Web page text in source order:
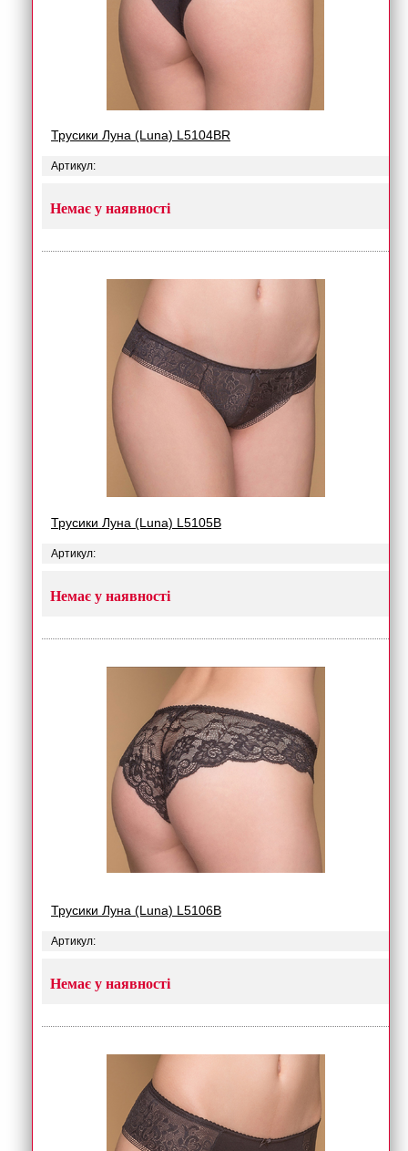
Трусики Луна (Luna) L5104BR
Артикул:
Немає у наявності
Трусики Луна (Luna) L5105B
Артикул:
Немає у наявності
Трусики Луна (Luna) L5106B
Артикул:
Немає у наявності